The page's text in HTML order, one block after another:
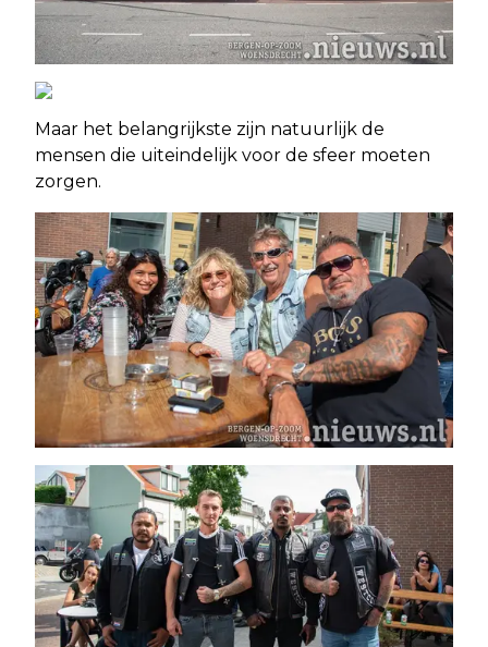
Maar het belangrijkste zijn natuurlijk de
mensen die uiteindelijk voor de sfeer moeten
zorgen.